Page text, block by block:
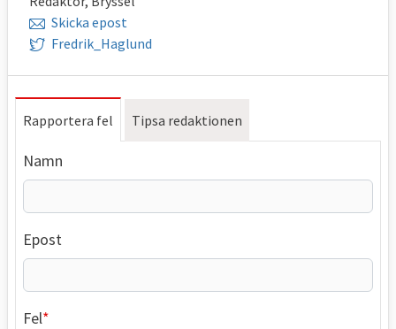
Skicka epost
Fredrik_Haglund
Rapportera fel Tipsa redaktionen
Namn
Epost
Fel